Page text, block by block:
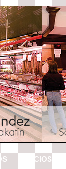
PRECIOS